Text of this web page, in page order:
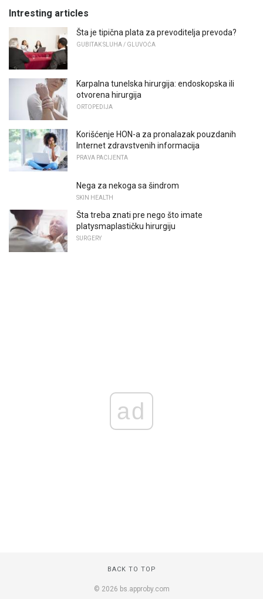
Intresting articles
Šta je tipična plata za prevoditelja prevoda?
GUBITAK SLUHA / GLUVOĆA
Karpalna tunelska hirurgija: endoskopska ili
otvorena hirurgija
ORTOPEDIJA
Korišćenje HON-a za pronalazak pouzdanih
Internet zdravstvenih informacija
PRAVA PACIJENTA
Nega za nekoga sa šindrom
SKIN HEALTH
Šta treba znati pre nego što imate
platysmaplastičku hirurgiju
SURGERY
ad
BACK TO TOP
© 2026 bs.approby.com